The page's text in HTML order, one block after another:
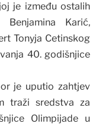
je između ostalih
Karić,
Tonyja Cetinskog
40. godišnjice
je uputio zahtjev
traži sredstva za
Olimpijade u